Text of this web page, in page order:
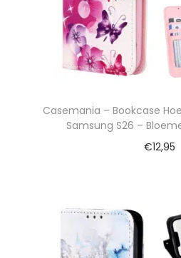
Casemania – Bookcase
Samsung S26 –
€12,95